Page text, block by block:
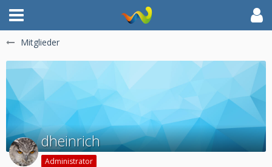
Mitglieder
dheinrich
Administrator